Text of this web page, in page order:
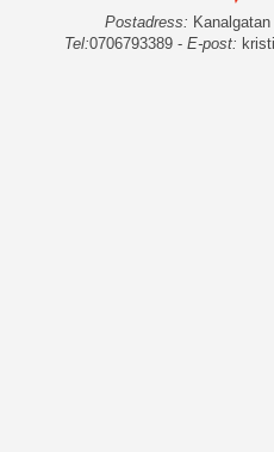
Postadress:
Tel:0706793389 - E-post: